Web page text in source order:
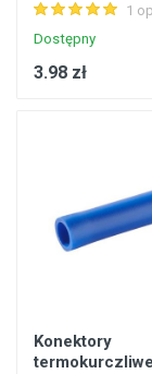
1
Dostępny
3.98 zł
Konektory